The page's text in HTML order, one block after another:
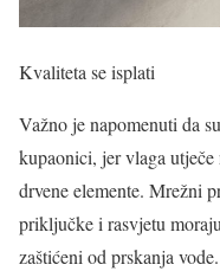
Kvaliteta se isplati
Važno je napomenuti da
kupaonici, jer vlaga
drvene elemente. Mrežni
priključke i rasvjetu
zaštićeni od prskanja vode.